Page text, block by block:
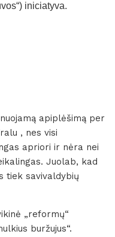
iniciatyva.
apiplėšimą per
, nes visi
apriori ir nėra nei
Juolab, kad
tiek savivaldybių
„reformų“
buržujus“.